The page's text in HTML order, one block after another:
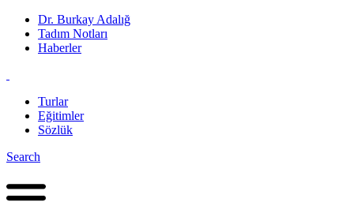
Dr. Burkay Adalığ
Tadım Notları
Haberler
Turlar
Eğitimler
Sözlük
Search